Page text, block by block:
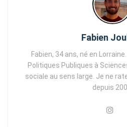
Fabien
Fabien, 34 ans, né en
Politiques Publiques à
sociale au sens large. Je ne
depuis